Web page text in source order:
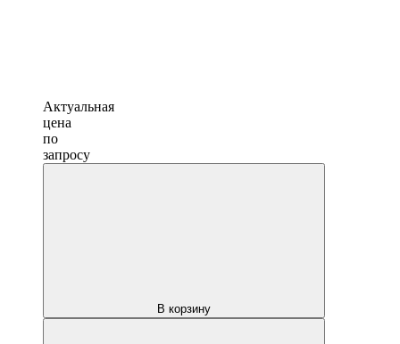
Актуальная
цена
по
запросу
В корзину